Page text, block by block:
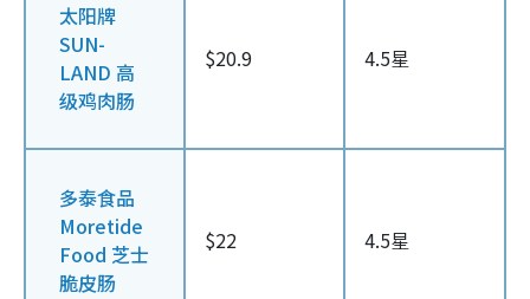
太阳牌
SUN-
LAND 高
级鸡肉肠
$20.9 4.5星
多泰食品
Moretide
Food 芝士
脆皮肠
$22 4.5星